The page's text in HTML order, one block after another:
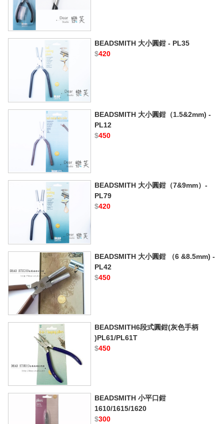
BEADSMITH 大小圓鉗 - PL35
$420
BEADSMITH 大小圓鉗（1.5&2mm) -
PL12
$450
BEADSMITH 大小圓鉗（7&9mm）-
PL79
$420
BEADSMITH 大小圓鉗 （6 &8.5mm) -
PL42
$450
BEADSMITH6段式圓鉗(灰色手柄
)PL61/PL61T
$450
BEADSMITH 小平口鉗
1610/1615/1620
$300